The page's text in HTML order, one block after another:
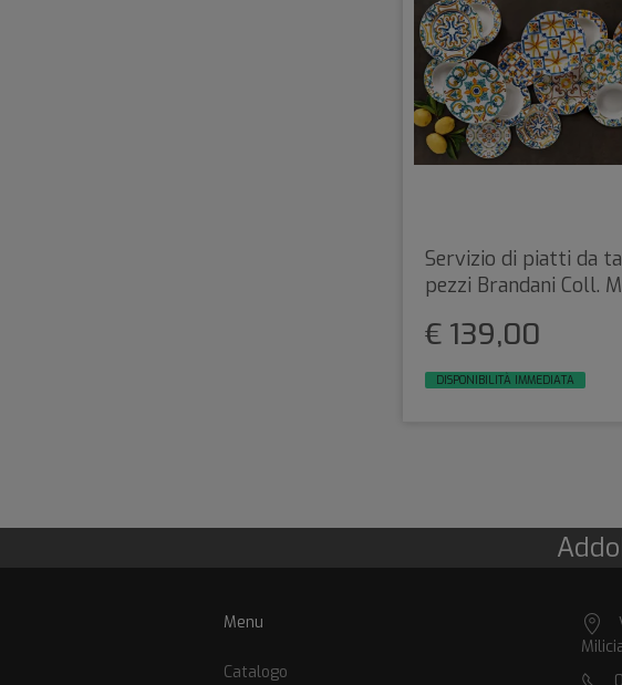
Servizio di piatti da
pezzi Brandani Coll.
€ 139,00
DISPONIBILITÀ IMMEDIATA
Menu
Catalogo